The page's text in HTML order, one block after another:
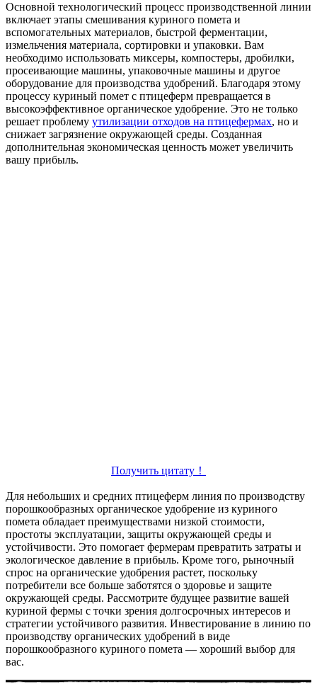
Основной технологический процесс производственной линии
включает этапы смешивания куриного помета и
вспомогательных материалов, быстрой ферментации,
измельчения материала, сортировки и упаковки. Вам
необходимо использовать миксеры, компостеры, дробилки,
просеивающие машины, упаковочные машины и другое
оборудование для производства удобрений. Благодаря этому
процессу куриный помет с птицеферм превращается в
высокоэффективное органическое удобрение. Это не только
решает проблему утилизации отходов на птицефермах, но и
снижает загрязнение окружающей среды. Созданная
дополнительная экономическая ценность может увеличить
вашу прибыль.
Получить цитату！
Для небольших и средних птицеферм линия по производству
порошкообразных органическое удобрение из куриного
помета обладает преимуществами низкой стоимости,
простоты эксплуатации, защиты окружающей среды и
устойчивости. Это помогает фермерам превратить затраты и
экологическое давление в прибыль. Кроме того, рыночный
спрос на органические удобрения растет, поскольку
потребители все больше заботятся о здоровье и защите
окружающей среды. Рассмотрите будущее развитие вашей
куриной фермы с точки зрения долгосрочных интересов и
стратегии устойчивого развития. Инвестирование в линию по
производству органических удобрений в виде
порошкообразного куриного помета — хороший выбор для
вас.